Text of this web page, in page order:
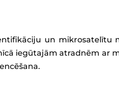
un mikrosatelītu
iegūtajām atradnēm ar